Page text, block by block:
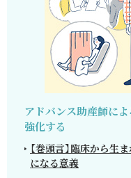
アドバンス助産師に
強化する
【巻頭言】臨床から生
になる意義